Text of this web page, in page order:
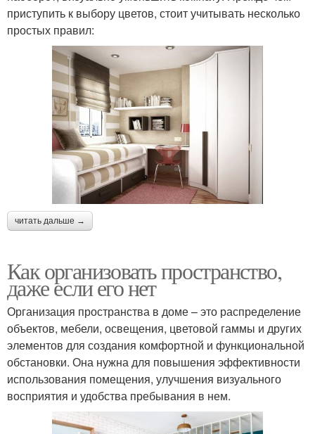
приступить к выбору цветов, стоит учитывать несколько
простых правил:
читать дальше →
Как организовать пространство,
даже если его нет
Организация пространства в доме – это распределение
объектов, мебели, освещения, цветовой гаммы и других
элементов для создания комфортной и функциональной
обстановки. Она нужна для повышения эффективности
использования помещения, улучшения визуального
восприятия и удобства пребывания в нем.